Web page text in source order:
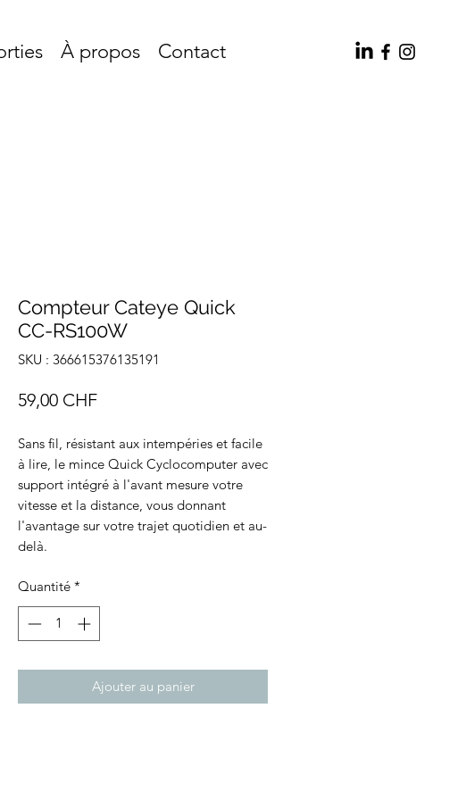
À propos Contact
Compteur Cateye Quick
CC-RS100W
SKU : 366615376135191
59,00 CHFPrix
Sans fil, résistant aux intempéries et facile
à lire, le mince Quick Cyclocomputer avec
support intégré à l'avant mesure votre
vitesse et la distance, vous donnant
l'avantage sur votre trajet quotidien et au-
delà.
Quantité *
Ajouter au panier